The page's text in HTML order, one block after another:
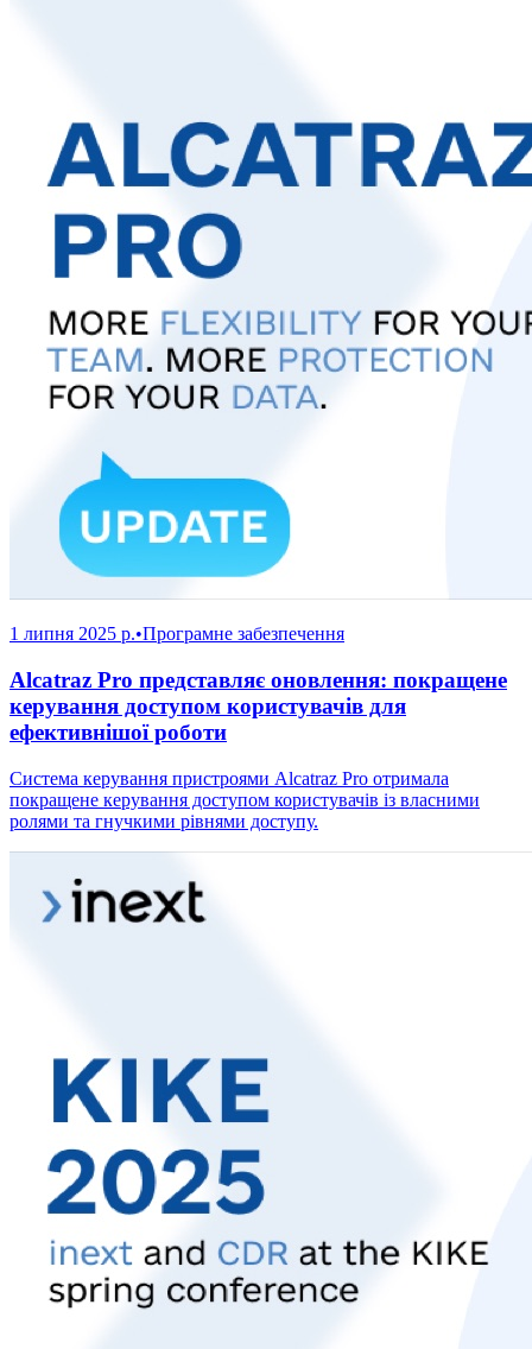
1 липня 2025 р.•Програмне забезпечення
Alcatraz Pro представляє оновлення: покращене
керування доступом користувачів для
ефективнішої роботи
Система керування пристроями Alcatraz Pro отримала
покращене керування доступом користувачів із власними
ролями та гнучкими рівнями доступу.